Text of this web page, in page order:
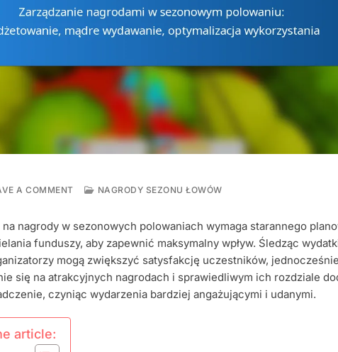
A COMMENTON
W
SEZONOWYM
POLOWANIU:
BUDŻETOWANIE,
MĄDRE
WYDAWANIE,
NAGRODY SEZONU ŁOWÓW
nagrody w sezonowych polowaniach wymaga starannego
funduszy, aby zapewnić maksymalny wpływ. Śledząc
mogą zwiększyć satysfakcję uczestników,
się na atrakcyjnych nagrodach i sprawiedliwym ich rozdziale
czyniąc wydarzenia bardziej angażującymi i udanymi.
article: